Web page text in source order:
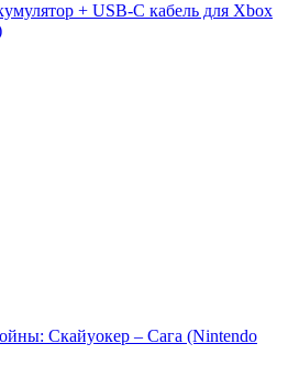
+ USB-C кабель для Xbox
Скайуокер – Сага (Nintendo